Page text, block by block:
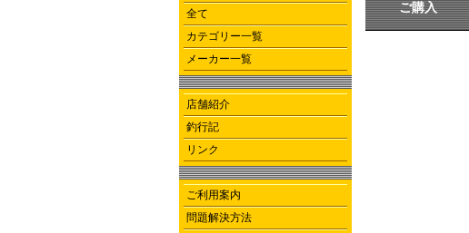
全て
カテゴリー一覧
メーカー一覧
店舗紹介
釣行記
リンク
ご利用案内
問題解決方法
ご購入